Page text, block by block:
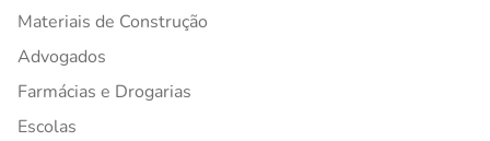
Materiais de Construção
Advogados
Farmácias e Drogarias
Escolas